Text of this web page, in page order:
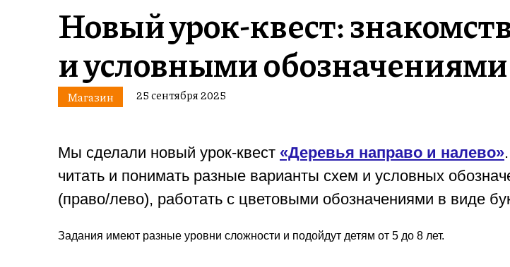
Новый урок-квест:
и условными обозначениями
Магазин 25 сентября 2025
Мы сделали новый урок-квест «Деревья направо и налево»
читать и понимать разные варианты схем и условных
(право/лево), работать с цветовыми обозначениями в виде
Задания имеют разные уровни сложности и подойдут детям от 5 до 8 лет.